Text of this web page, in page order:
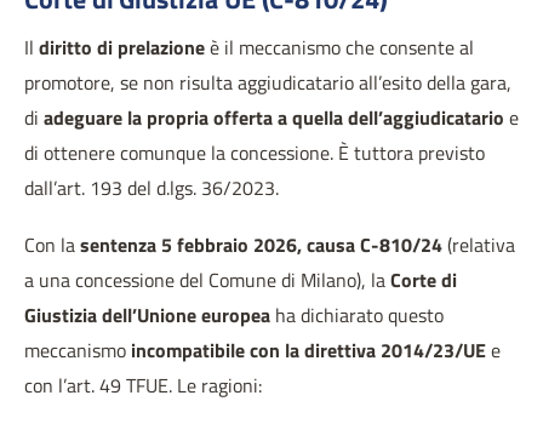
Il diritto di prelazioneè il meccanismo che consente al
promotore, se non risulta aggiudicatario all’esito della gara,
di adeguare la propria offerta a quella dell’aggiudicatario e
di ottenere comunque la concessione. È tuttora previsto
dall’art. 193 del d.lgs. 36/2023.
Con lasentenza 5 febbraio 2026, causa C-810/24(relativa
a una concessione del Comune di Milano), laCorte di
Giustizia dell’Unione europea ha dichiarato questo
meccanismo incompatibile con la direttiva 2014/23/UEe
con l’art. 49 TFUE. Le ragioni: